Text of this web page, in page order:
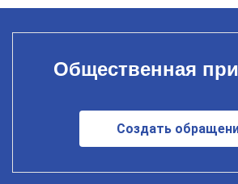
Общественная
Создать